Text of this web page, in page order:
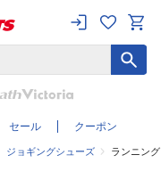
セール クーポン
ジョギングシューズ ランニン